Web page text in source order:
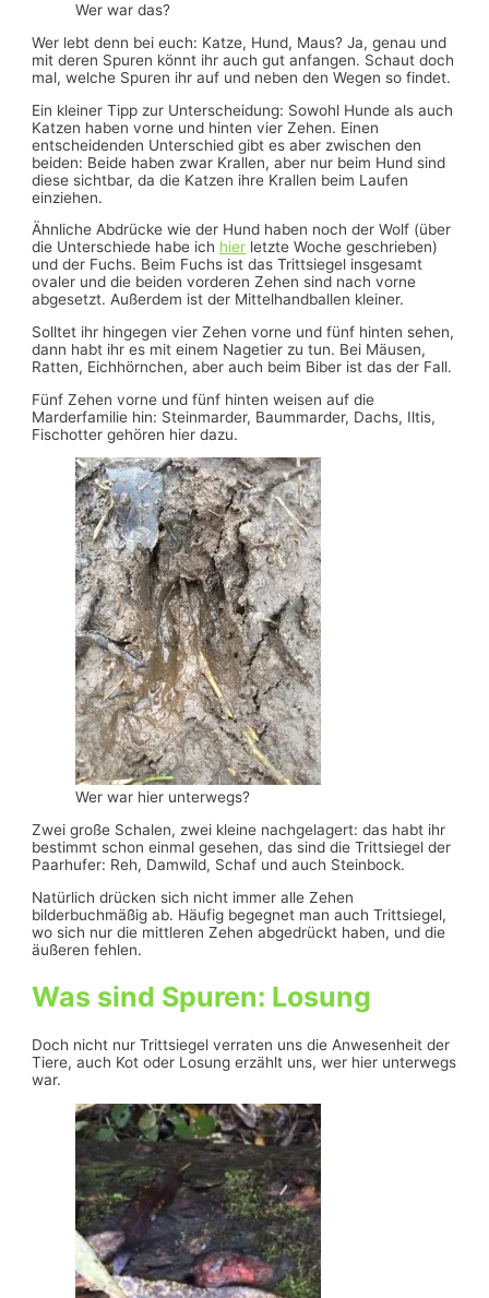
Wer war das?
Wer lebt denn bei euch: Katze, Hund, Maus? Ja, genau und
mit deren Spuren könnt ihr auch gut anfangen. Schaut doch
mal, welche Spuren ihr auf und neben den Wegen so findet.
Ein kleiner Tipp zur Unterscheidung: Sowohl Hunde als auch
Katzen haben vorne und hinten vier Zehen. Einen
entscheidenden Unterschied gibt es aber zwischen den
beiden: Beide haben zwar Krallen, aber nur beim Hund sind
diese sichtbar, da die Katzen ihre Krallen beim Laufen
einziehen.
Ähnliche Abdrücke wie der Hund haben noch der Wolf (über
die Unterschiede habe ich hier letzte Woche geschrieben)
und der Fuchs. Beim Fuchs ist das Trittsiegel insgesamt
ovaler und die beiden vorderen Zehen sind nach vorne
abgesetzt. Außerdem ist der Mittelhandballen kleiner.
Solltet ihr hingegen vier Zehen vorne und fünf hinten sehen,
dann habt ihr es mit einem Nagetier zu tun. Bei Mäusen,
Ratten, Eichhörnchen, aber auch beim Biber ist das der Fall.
Fünf Zehen vorne und fünf hinten weisen auf die
Marderfamilie hin: Steinmarder, Baummarder, Dachs, Iltis,
Fischotter gehören hier dazu.
Wer war hier unterwegs?
Zwei große Schalen, zwei kleine nachgelagert: das habt ihr
bestimmt schon einmal gesehen, das sind die Trittsiegel der
Paarhufer: Reh, Damwild, Schaf und auch Steinbock.
Natürlich drücken sich nicht immer alle Zehen
bilderbuchmäßig ab. Häufig begegnet man auch Trittsiegel,
wo sich nur die mittleren Zehen abgedrückt haben, und die
äußeren fehlen.
Was sind Spuren: Losung
Doch nicht nur Trittsiegel verraten uns die Anwesenheit der
Tiere, auch Kot oder Losung erzählt uns, wer hier unterwegs
war.